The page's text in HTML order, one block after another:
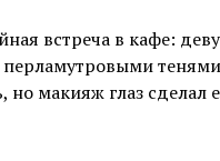
встреча в кафе:
макияж глаз сделал